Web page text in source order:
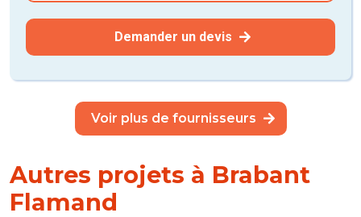
Demander un devis
Voir plus de fournisseurs
Autres projets à Brabant
Flamand